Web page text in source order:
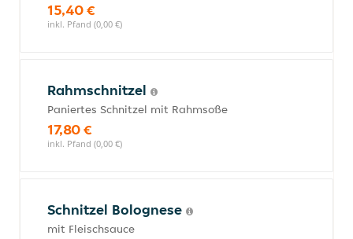
15,40 €
inkl. Pfand (0,00 €)
Rahmschnitzel
Paniertes Schnitzel mit Rahmsoße
17,80 €
inkl. Pfand (0,00 €)
Schnitzel Bolognese
mit Fleischsauce